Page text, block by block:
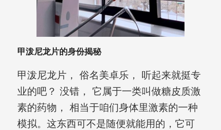
甲泼尼龙片的身份揭秘
甲泼尼龙片， 俗名美卓乐， 听起来就挺专
业的吧？ 没错， 它属于一类叫做糖皮质激
素的药物， 相当于咱们身体里激素的一种
模拟。这东西可不是随便就能用的，它可